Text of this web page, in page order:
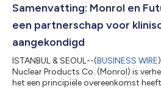
aan hoge kwaliteitsnormen voldoen,
n.c.a. Lu-177-prod...
Samenvatting: Monrol en
een partnerschap voor
aangekondigd
ISTANBUL & SEOUL--(BUSINESS WIRE
Nuclear Products Co. (Monrol) is
het een principiële overeenkomst